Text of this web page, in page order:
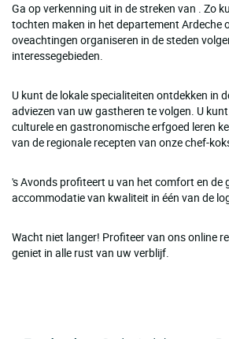
Ga op verkenning uit in de streken van . Zo
tochten maken in het departement Ardeche
oveachtingen organiseren in de steden
interessegebieden.
U kunt de lokale specialiteiten ontdekken in
adviezen van uw gastheren te volgen. U
culturele en gastronomische erfgoed leren
van de regionale recepten van onze chef-
's Avonds profiteert u van het comfort en de
accommodatie van kwaliteit in één van de
Wacht niet langer! Profiteer van ons online
geniet in alle rust van uw verblijf.